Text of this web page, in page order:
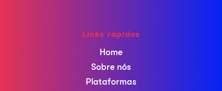
Links rápidos
Home
Sobre nós
Plataformas